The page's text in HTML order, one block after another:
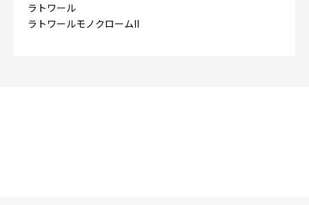
ラトワール
ラトワールモノクロームII